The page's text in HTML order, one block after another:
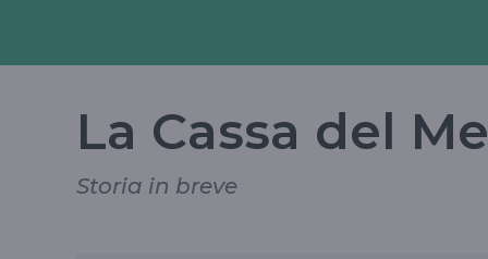
La Cassa del
Storia in breve